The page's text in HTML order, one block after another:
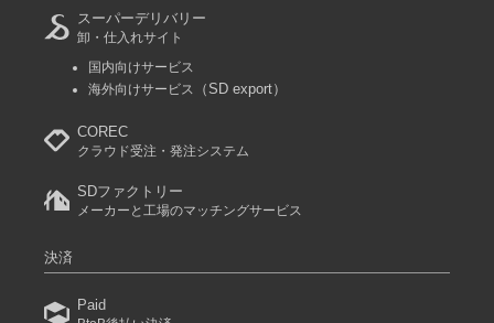
スーパーデリバリー
卸・仕入れサイト
国内向けサービス
海外向けサービス
（SD export）
COREC
クラウド受注・発注システム
SDファクトリー
メーカーと工場のマッチングサービス
決済
Paid